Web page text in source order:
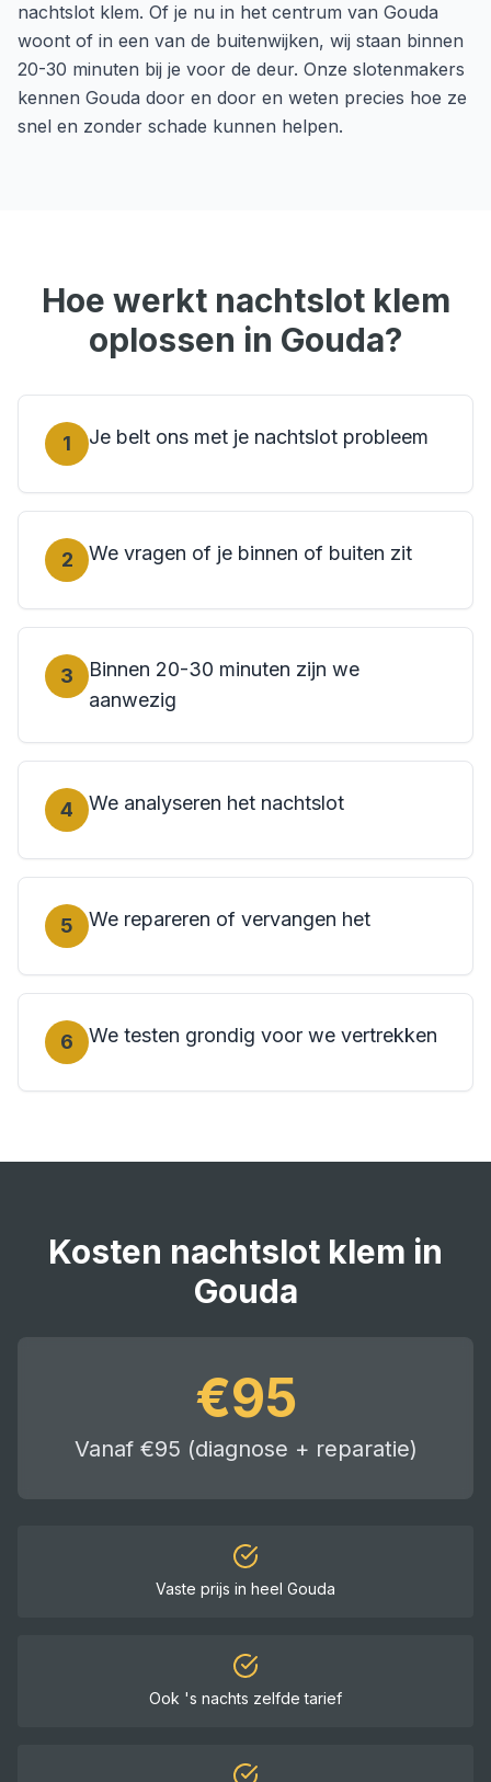
nachtslot klem. Of je nu in het centrum van Gouda
woont of in een van de buitenwijken, wij staan binnen
20-30 minuten bij je voor de deur. Onze slotenmakers
kennen Gouda door en door en weten precies hoe ze
snel en zonder schade kunnen helpen.
Hoe werkt nachtslot klem
oplossen in Gouda?
1 Je belt ons met je nachtslot probleem
2 We vragen of je binnen of buiten zit
3
Binnen 20-30 minuten zijn we
aanwezig
4 We analyseren het nachtslot
5 We repareren of vervangen het
6 We testen grondig voor we vertrekken
Kosten nachtslot klem in
Gouda
€95
Vanaf €95 (diagnose + reparatie)
Vaste prijs in heel Gouda
Ook 's nachts zelfde tarief